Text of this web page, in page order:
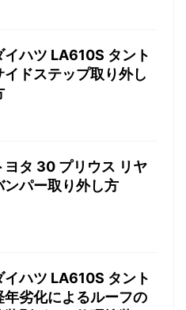
イハツ LA610S タント
イドステップ取り外し
ヨタ 30 プリウス リヤ
ンパー取り外し方
イハツ LA610S タント
年劣化によるルーフの